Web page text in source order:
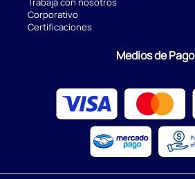
Corporativo
Certificaciones
Medios de Pago